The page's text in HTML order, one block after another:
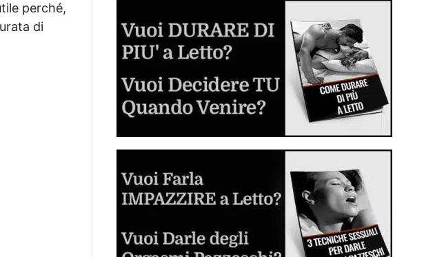
perché,
di
Inizia a sperimentare e divertirti
Dilatatore Anale (Butt Plug o Anal Plug)
Cos'è, come si usa e come scegliere il
Sesso Anale per la Prima Volta
La guida step by step per sverginarla dal
culo